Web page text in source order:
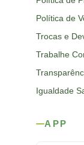
Política de
Trocas e
Trabalhe
Igualdade
APP